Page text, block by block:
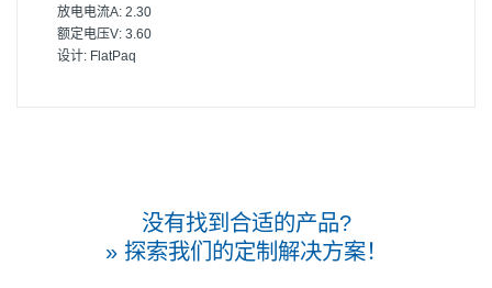
放电电流A: 2.30
额定电压V: 3.60
设计: FlatPaq
没有找到合适的产品?
» 探索我们的定制解决方案！